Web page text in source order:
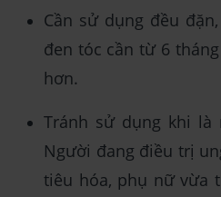
Cần sử dụng đều
đen tóc cần từ 6
hơn.
Tránh sử dụng khi là
Người đang điều trị
tiêu hóa, phụ nữ vừa